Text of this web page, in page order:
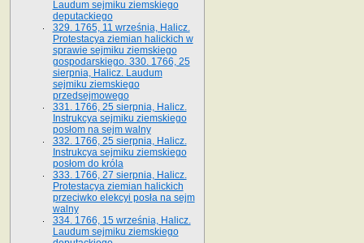
Laudum sejmiku ziemskiego
deputackiego
329. 1765, 11 września, Halicz.
Protestacya ziemian halickich w
sprawie sejmiku ziemskiego
gospodarskiego. 330. 1766, 25
sierpnia, Halicz. Laudum
sejmiku ziemskiego
przedsejmowego
331. 1766, 25 sierpnia, Halicz.
Instrukcya sejmiku ziemskiego
posłom na sejm walny
332. 1766, 25 sierpnia, Halicz.
Instrukcya sejmiku ziemskiego
posłom do króla
333. 1766, 27 sierpnia, Halicz.
Protestacya ziemian halickich
przeciwko elekcyi posła na sejm
walny
334. 1766, 15 września, Halicz.
Laudum sejmiku ziemskiego